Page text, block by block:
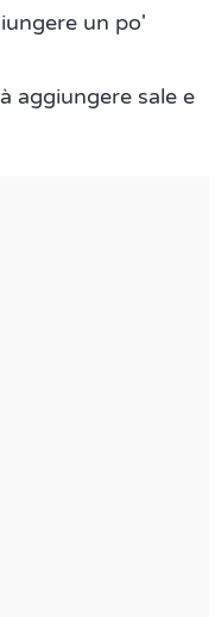
un po'
aggiungere sale e